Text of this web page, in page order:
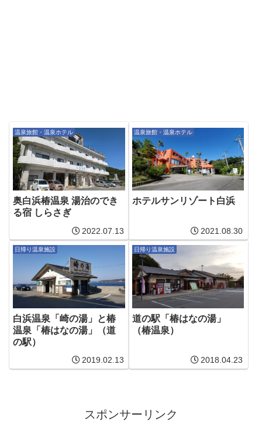
温泉旅館・温泉ホテル
奥白浜椿温泉 湯治のでき
る宿 しらさぎ
2022.07.13
温泉旅館・温泉ホテル
ホテルサンリゾート白浜
2021.08.30
日帰り温泉施設
白浜温泉「崎の湯」と椿
温泉「椿はなの湯」（道
の駅）
2019.02.13
日帰り温泉施設
道の駅「椿はなの湯」
（椿温泉）
2018.04.23
スポンサーリンク